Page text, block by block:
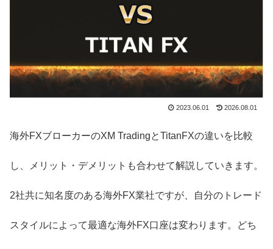
2023.06.01 2026.08.01
海外FXブローカーのXM TradingとTitanFXの違いを比較
し、メリット・デメリットも合わせて解説していきます。
2社共に知名度のある海外FX業社ですが、自分のトレード
スタイルによって最適な海外FX口座は変わります。どち